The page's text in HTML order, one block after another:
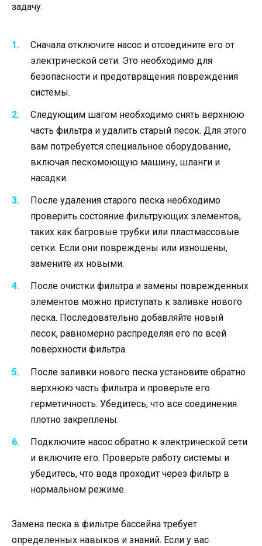
задачу:
Сначала отключите насос и отсоедините его от
электрической сети. Это необходимо для
безопасности и предотвращения повреждения
системы.
Следующим шагом необходимо снять верхнюю
часть фильтра и удалить старый песок. Для этого
вам потребуется специальное оборудование,
включая пескомоющую машину, шланги и
насадки.
После удаления старого песка необходимо
проверить состояние фильтрующих элементов,
таких как багровые трубки или пластмассовые
сетки. Если они повреждены или изношены,
замените их новыми.
После очистки фильтра и замены поврежденных
элементов можно приступать к заливке нового
песка. Последовательно добавляйте новый
песок, равномерно распределяя его по всей
поверхности фильтра.
После заливки нового песка установите обратно
верхнюю часть фильтра и проверьте его
герметичность. Убедитесь, что все соединения
плотно закреплены.
Подключите насос обратно к электрической сети
и включите его. Проверьте работу системы и
убедитесь, что вода проходит через фильтр в
нормальном режиме.
Замена песка в фильтре бассейна требует
определенных навыков и знаний. Если у вас